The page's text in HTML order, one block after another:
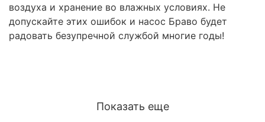
воздуха и хранение во влажных условиях. Не
допускайте этих ошибок и насос Браво будет
радовать безупречной службой многие годы!
Показать еще